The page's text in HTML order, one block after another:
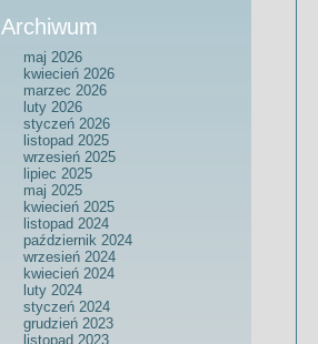
Archiwum
maj 2026
kwiecień 2026
marzec 2026
luty 2026
styczeń 2026
listopad 2025
wrzesień 2025
lipiec 2025
maj 2025
kwiecień 2025
listopad 2024
październik 2024
wrzesień 2024
kwiecień 2024
luty 2024
styczeń 2024
grudzień 2023
listopad 2023